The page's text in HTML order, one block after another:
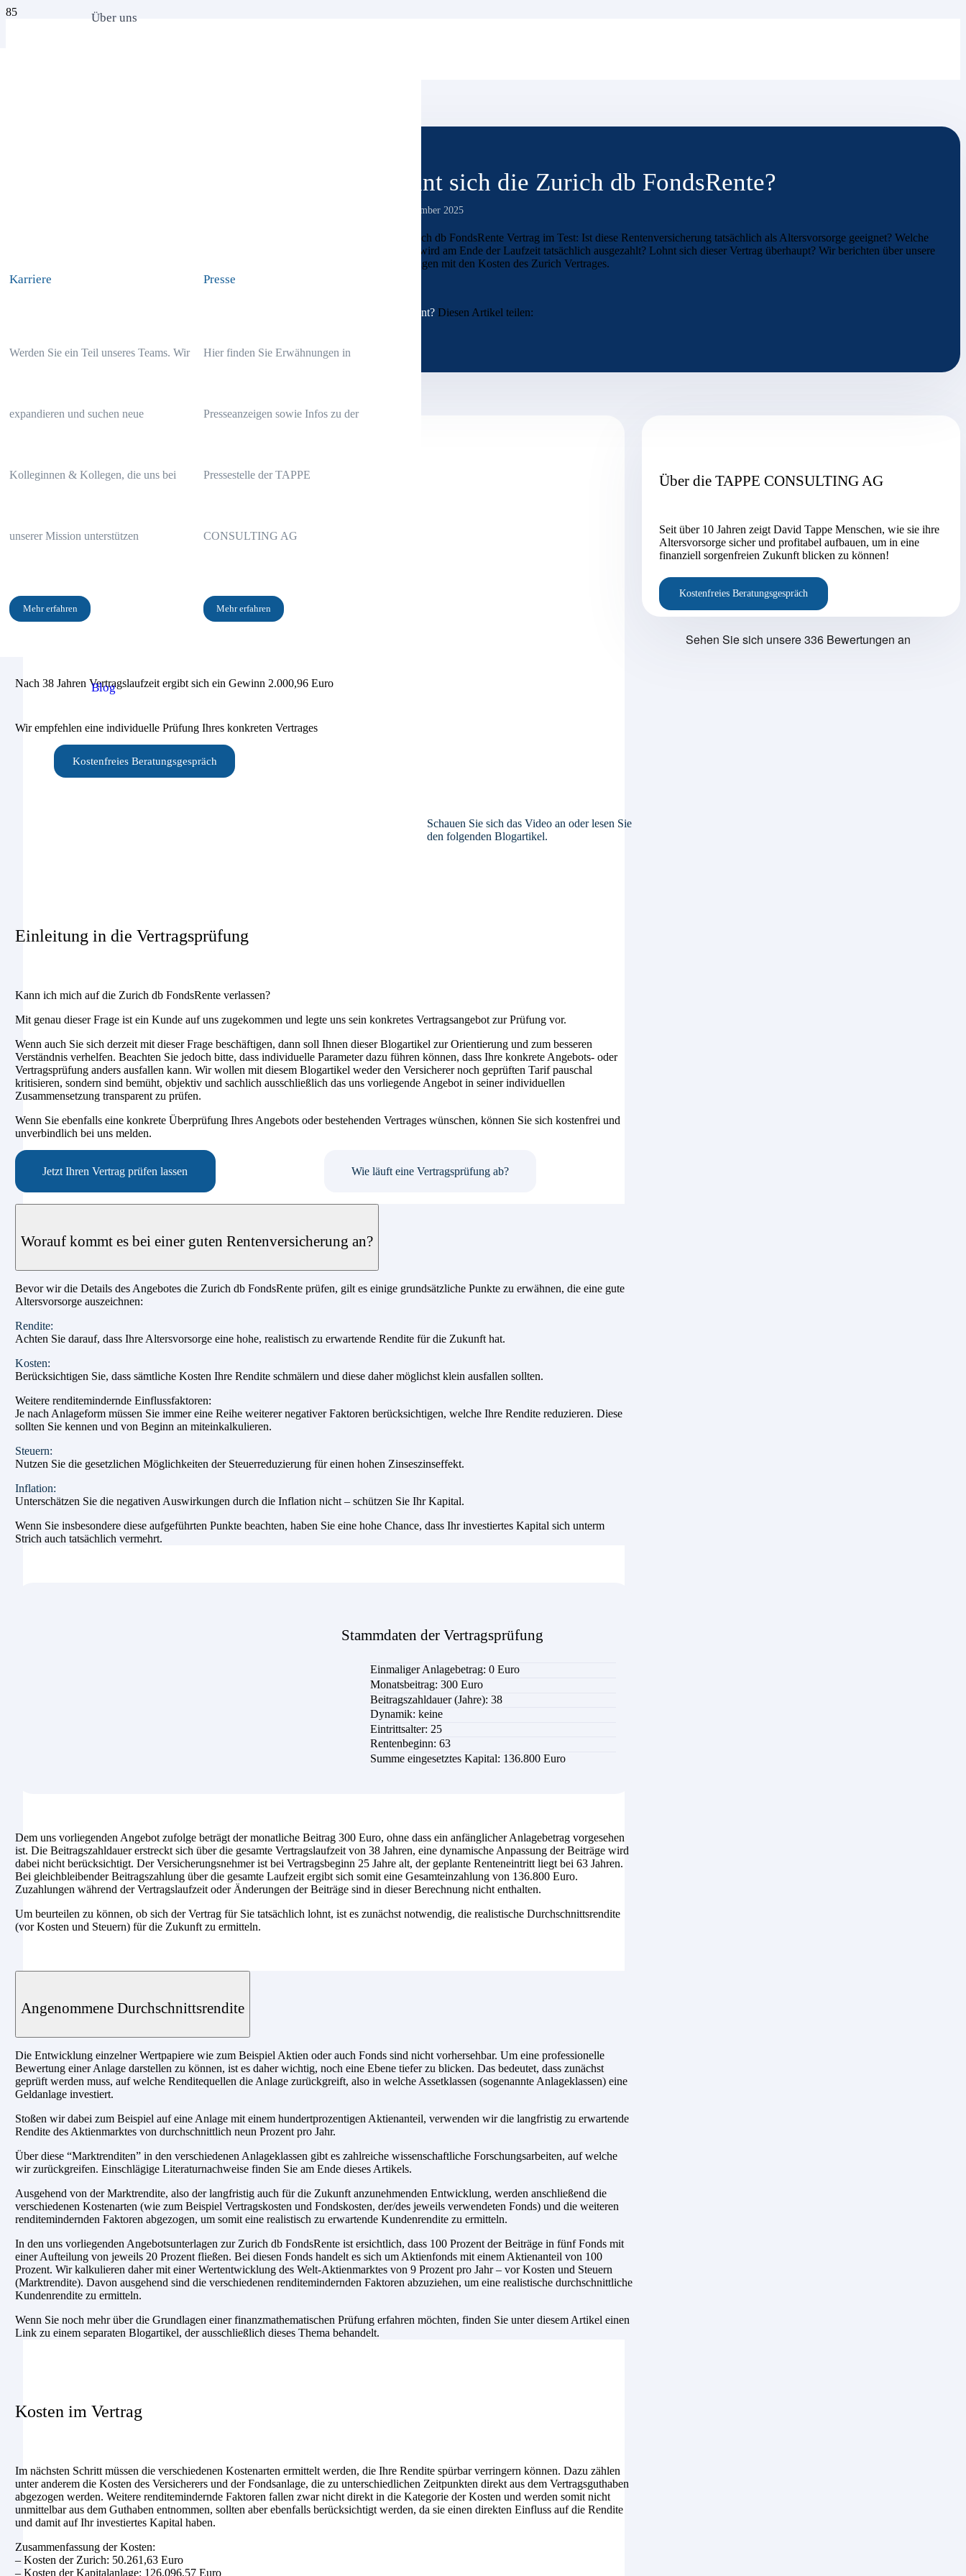
Über uns
Karriere
Werden Sie ein Teil unseres Teams. Wir
expandieren und suchen neue
Kolleginnen & Kollegen, die uns bei
unserer Mission unterstützen
Mehr erfahren
Presse
Hier finden Sie Erwähnungen in
Presseanzeigen sowie Infos zu der
Pressestelle der TAPPE
CONSULTING AG
Mehr erfahren
Blog
Kostenfreies Beratungsgespräch
Lohnt sich die Zurich db FondsRente?
15. September 2025
Der Zurich db FondsRente Vertrag im Test: Ist diese Rentenversicherung tatsächlich als Altersvorsorge geeignet? Welche
Summe wird am Ende der Laufzeit tatsächlich ausgezahlt? Lohnt sich dieser Vertrag überhaupt? Wir berichten über unsere
Erfahrungen mit den Kosten des Zurich Vertrages.
Interessant?Diesen Artikel teilen:
Die Gesamtbelastung der im Angebot hinterlegten Kapitalanlage beträgt 126.096,57 Euro
Nach 38 Jahren Vertragslaufzeit ergibt sich ein Gewinn 2.000,96 Euro
Wir empfehlen eine individuelle Prüfung Ihres konkreten Vertrages
Schauen Sie sich das Video an oder lesen Sie
den folgenden Blogartikel.
Einleitung in die Vertragsprüfung
Kann ich mich auf die Zurich db FondsRente verlassen?
Mit genau dieser Frage ist ein Kunde auf uns zugekommen und legte uns sein konkretes Vertragsangebot zur Prüfung vor.
Wenn auch Sie sich derzeit mit dieser Frage beschäftigen, dann soll Ihnen dieser Blogartikel zur Orientierung und zum besseren
Verständnis verhelfen. Beachten Sie jedoch bitte, dass individuelle Parameter dazu führen können, dass Ihre konkrete Angebots- oder
Vertragsprüfung anders ausfallen kann. Wir wollen mit diesem Blogartikel weder den Versicherer noch geprüften Tarif pauschal
kritisieren, sondern sind bemüht, objektiv und sachlich ausschließlich das uns vorliegende Angebot in seiner individuellen
Zusammensetzung transparent zu prüfen.
Wenn Sie ebenfalls eine konkrete Überprüfung Ihres Angebots oder bestehenden Vertrages wünschen, können Sie sich kostenfrei und
unverbindlich bei uns melden.
Jetzt Ihren Vertrag prüfen lassen Wie läuft eine Vertragsprüfung ab?
Worauf kommt es bei einer guten Rentenversicherung an?
Bevor wir die Details des Angebotes die Zurich db FondsRente prüfen, gilt es einige grundsätzliche Punkte zu erwähnen, die eine gute
Altersvorsorge auszeichnen:
Rendite:
Achten Sie darauf, dass Ihre Altersvorsorge eine hohe, realistisch zu erwartende Rendite für die Zukunft hat.
Kosten:
Berücksichtigen Sie, dass sämtliche Kosten Ihre Rendite schmälern und diese daher möglichst klein ausfallen sollten.
Weitere renditemindernde Einflussfaktoren:
Je nach Anlageform müssen Sie immer eine Reihe weiterer negativer Faktoren berücksichtigen, welche Ihre Rendite reduzieren. Diese
sollten Sie kennen und von Beginn an miteinkalkulieren.
Steuern:
Nutzen Sie die gesetzlichen Möglichkeiten der Steuerreduzierung für einen hohen Zinseszinseffekt.
Inflation:
Unterschätzen Sie die negativen Auswirkungen durch die Inflation nicht – schützen Sie Ihr Kapital.
Wenn Sie insbesondere diese aufgeführten Punkte beachten, haben Sie eine hohe Chance, dass Ihr investiertes Kapital sich unterm
Strich auch tatsächlich vermehrt.
Stammdaten der Vertragsprüfung
Einmaliger Anlagebetrag: 0 Euro
Monatsbeitrag: 300Euro
Beitragszahldauer (Jahre): 38
Dynamik: keine
Eintrittsalter: 25
Rentenbeginn: 63
Summe eingesetztes Kapital: 136.800 Euro
Dem uns vorliegenden Angebot zufolge beträgt der monatliche Beitrag 300 Euro, ohne dass ein anfänglicher Anlagebetrag vorgesehen
ist. Die Beitragszahldauer erstreckt sich über die gesamte Vertragslaufzeit von 38 Jahren, eine dynamische Anpassung der Beiträge wird
dabei nicht berücksichtigt. Der Versicherungsnehmer ist bei Vertragsbeginn 25 Jahre alt, der geplante Renteneintritt liegt bei 63 Jahren.
Bei gleichbleibender Beitragszahlung über die gesamte Laufzeit ergibt sich somit eine Gesamteinzahlung von 136.800 Euro.
Zuzahlungen während der Vertragslaufzeit oder Änderungen der Beiträge sind in dieser Berechnung nicht enthalten.
Um beurteilen zu können, ob sich der Vertrag für Sie tatsächlich lohnt, ist es zunächst notwendig, die realistische Durchschnittsrendite
(vor Kosten und Steuern) für die Zukunft zu ermitteln.
Angenommene Durchschnittsrendite
Die Entwicklung einzelner Wertpapiere wie zum Beispiel Aktien oder auch Fonds sind nicht vorhersehbar. Um eine professionelle
Bewertung einer Anlage darstellen zu können, ist es daher wichtig, noch eine Ebene tiefer zu blicken. Das bedeutet, dass zunächst
geprüft werden muss, auf welche Renditequellen die Anlage zurückgreift, also in welche Assetklassen (sogenannte Anlageklassen) eine
Geldanlage investiert.
Stoßen wir dabei zum Beispiel auf eine Anlage mit einem hundertprozentigen Aktienanteil, verwenden wir die langfristig zu erwartende
Rendite des Aktienmarktes von durchschnittlich neun Prozent pro Jahr.
Über diese “Marktrenditen” in den verschiedenen Anlageklassen gibt es zahlreiche wissenschaftliche Forschungsarbeiten, auf welche
wir zurückgreifen. Einschlägige Literaturnachweise finden Sie am Ende dieses Artikels.
Ausgehend von der Marktrendite, also der langfristig auch für die Zukunft anzunehmenden Entwicklung, werden anschließend die
verschiedenen Kostenarten (wie zum Beispiel Vertragskosten und Fondskosten, der/des jeweils verwendeten Fonds) und die weiteren
renditemindernden Faktoren abgezogen, um somit eine realistisch zu erwartende Kundenrendite zu ermitteln.
In den uns vorliegenden Angebotsunterlagen zur Zurich db FondsRente ist ersichtlich, dass 100 Prozent der Beiträge in fünf Fonds mit
einer Aufteilung von jeweils 20 Prozent fließen. Bei diesen Fonds handelt es sich um Aktienfonds mit einem Aktienanteil von 100
Prozent. Wir kalkulieren daher mit einer Wertentwicklung des Welt-Aktienmarktes von 9 Prozent pro Jahr – vor Kosten und Steuern
(Marktrendite). Davon ausgehend sind die verschiedenen renditemindernden Faktoren abzuziehen, um eine realistische durchschnittliche
Kundenrendite zu ermitteln.
Wenn Sie noch mehr über die Grundlagen einer finanzmathematischen Prüfung erfahren möchten, finden Sie unter diesem Artikel einen
Link zu einem separaten Blogartikel, der ausschließlich dieses Thema behandelt.
Kosten im Vertrag
Im nächsten Schritt müssen die verschiedenen Kostenarten ermittelt werden, die Ihre Rendite spürbar verringern können. Dazu zählen
unter anderem die Kosten des Versicherers und der Fondsanlage, die zu unterschiedlichen Zeitpunkten direkt aus dem Vertragsguthaben
abgezogen werden. Weitere renditemindernde Faktoren fallen zwar nicht direkt in die Kategorie der Kosten und werden somit nicht
unmittelbar aus dem Guthaben entnommen, sollten aber ebenfalls berücksichtigt werden, da sie einen direkten Einfluss auf die Rendite
und damit auf Ihr investiertes Kapital haben.
Zusammenfassung der Kosten:
– Kosten der Zurich: 50.261,63 Euro
– Kosten der Kapitalanlage: 126.096,57 Euro
Über die TAPPE CONSULTING AG
Seit über 10 Jahren zeigt David Tappe Menschen, wie sie ihre
Altersvorsorge sicher und profitabel aufbauen, um in eine
finanziell sorgenfreien Zukunft blicken zu können!
Kostenfreies Beratungsgespräch